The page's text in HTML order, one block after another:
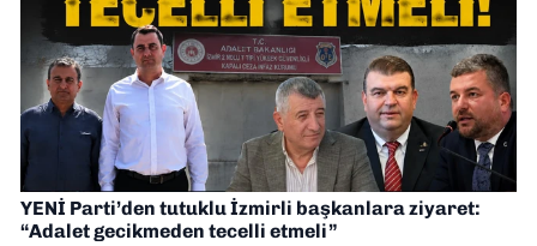
YENİ Parti’den tutuklu İzmirli başkanlara ziyaret:
“Adalet gecikmeden tecelli etmeli”